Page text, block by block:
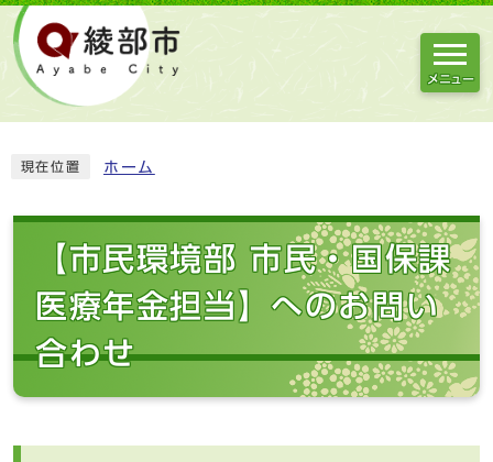
メニュー
現在位置 ホーム
【市民環境部 市民・国保課
医療年金担当】へのお問い
合わせ